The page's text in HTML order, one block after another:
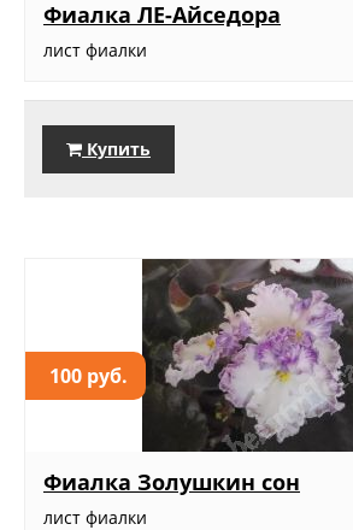
Фиалка ЛЕ-Айседора
лист фиалки
Купить
100 руб.
Фиалка Золушкин сон
лист фиалки